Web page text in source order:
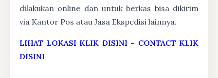
dilakukan online dan untuk berkas bisa dikirim
via Kantor Pos atau Jasa Ekspedisi lainnya.
LIHAT LOKASI KLIK DISINI – CONTACT KLIK
DISINI